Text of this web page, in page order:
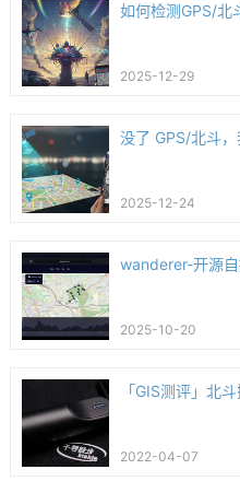
如何检测GPS/北
2025-12-29
没了 GPS/北斗，
2025-12-24
wanderer-开源
2025-10-20
「GIS测评」北
2022-04-07